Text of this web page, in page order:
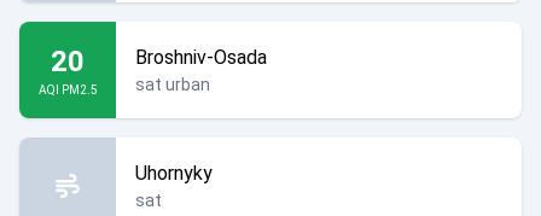
20
AQI PM2.5
Broshniv-Osada
sat urban
Uhornyky
sat